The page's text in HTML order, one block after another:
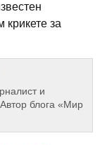
за
и
блога «Мир